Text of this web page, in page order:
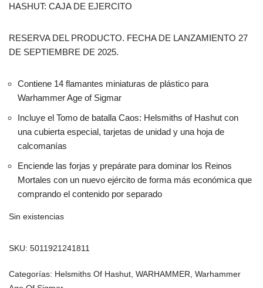
HASHUT: CAJA DE EJERCITO
RESERVA DEL PRODUCTO. FECHA DE LANZAMIENTO 27
DE SEPTIEMBRE DE 2025.
Contiene 14 flamantes miniaturas de plástico para
Warhammer Age of Sigmar
Incluye el Tomo de batalla Caos: Helsmiths of Hashut con
una cubierta especial, tarjetas de unidad y una hoja de
calcomanías
Enciende las forjas y prepárate para dominar los Reinos
Mortales con un nuevo ejército de forma más económica que
comprando el contenido por separado
Sin existencias
SKU: 5011921241811
Categorías: Helsmiths Of Hashut WARHAMMER Warhammer